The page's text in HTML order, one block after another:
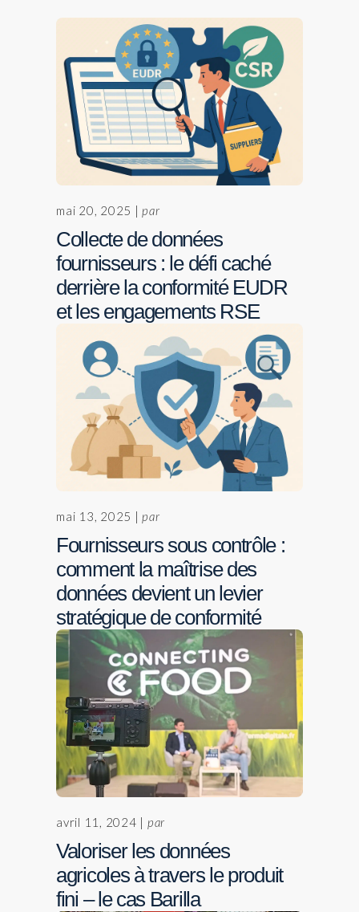
mai 20, 2025 |par
Collecte de données
fournisseurs : le défi caché
derrière la conformité EUDR
et les engagements RSE
mai 13, 2025 |par
Fournisseurs sous contrôle :
comment la maîtrise des
données devient un levier
stratégique de conformité
avril 11, 2024 | par
Valoriser les données
agricoles à travers le produit
fini – le cas Barilla